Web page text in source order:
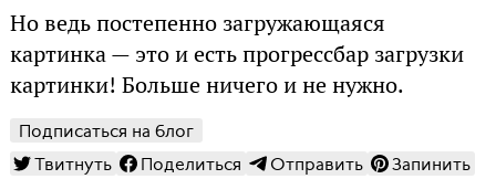
Но ведь постепенно загружающаяся
картинка — это и есть прогрессбар загрузки
картинки! Больше ничего и не нужно.
Подписаться на блог
Твитнуть
Поделиться Отправить Запинить